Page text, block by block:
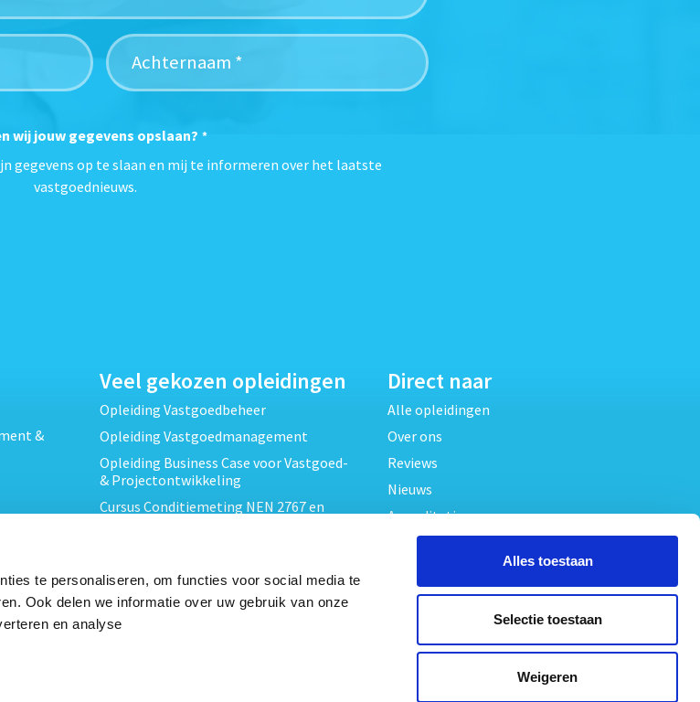
te personaliseren, om functies voor social media te
Ook delen we informatie over uw gebruik van onze
en analyse
Alles toestaan
Selectie toestaan
Weigeren
wij jouw gegevens opslaan? *
gegevens op te slaan en mij te informeren over het laatste
vastgoednieuws.
&
Veel gekozen opleidingen
Opleiding Vastgoedbeheer
Opleiding Vastgoedmanagement
Opleiding Business Case voor Vastgoed-
& Projectontwikkeling
Cursus Conditiemeting NEN 2767 en
Cursus EP-W Basis Woningen
Opleiding Professioneel VvE-beheer
Opleiding Projectleider Vastgoed
Direct naar
Alle opleidingen
Over ons
Reviews
Nieuws
Accreditaties
Algemene voorwaarden
Privacy verklaring